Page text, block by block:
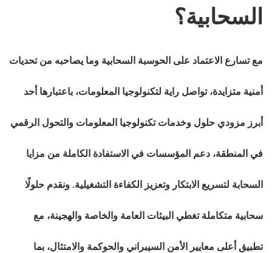
السحابية؟
مع تسارع الاعتماد على الحوسبة السحابية وما يصاحبه من تحديات
أمنية متزايدة، تواصل راية لتكنولوجيا المعلومات، باعتبارها أحد
أبرز مزودي حلول وخدمات تكنولوجيا المعلومات والتحول الرقمي
في المنطقة، دعم المؤسسات في الاستفادة الكاملة من مزايا
السحابة لتسريع الابتكار وتعزيز الكفاءة التشغيلية. ونقدم حلولًا
سحابية متكاملة تغطي البيئات العامة والخاصة والهجينة، مع
تطبيق أعلى معايير الأمن السيبراني والحوكمة والامتثال، بما